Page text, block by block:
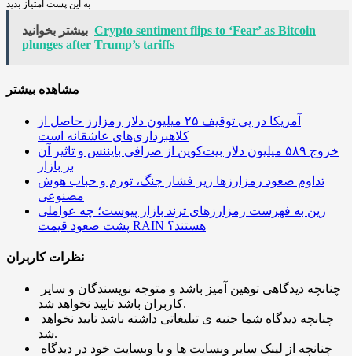
به این پست امتیاز بدید
بیشتر بخوانید Crypto sentiment flips to ‘Fear’ as Bitcoin
plunges after Trump’s tariffs
مشاهده بیشتر
آمریکا در پی توقیف ۲۵ میلیون دلار رمزارز حاصل از
کلاهبرداری‌های عاشقانه است
خروج ۵۸۹ میلیون دلار بیت‌کوین از صرافی بایننس و تاثیر آن
بر بازار
تداوم صعود رمزارزها زیر فشار جنگ، تورم و حباب هوش
مصنوعی
رین به فهرست رمزارزهای ترند بازار پیوست؛ چه عواملی
پشت صعود قیمت RAIN هستند؟
نظرات کاربران
کاربران باشد تایید نخواهد شد.
شد.